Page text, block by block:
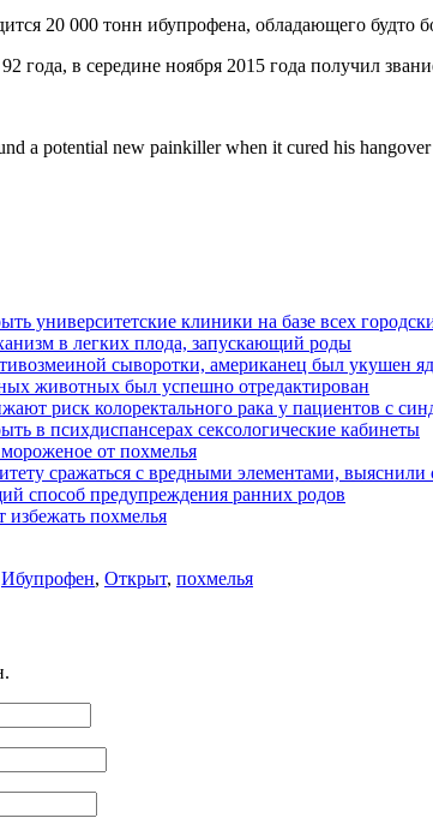
20 000 тонн ибупрофена, обладающего
года, в середине ноября 2015 года получил
a potential new painkiller when it cured his hangover
университетские клиники на базе всех
в легких плода, запускающий роды
сыворотки, американец был укушен
животных был успешно отредактирован
риск колоректального рака у пациентов с
в психдиспансерах сексологические кабинеты
от похмелья
сражаться с вредными элементами, выяснили
способ предупреждения ранних родов
избежать похмелья
Ибупрофен, Открыт, похмелья